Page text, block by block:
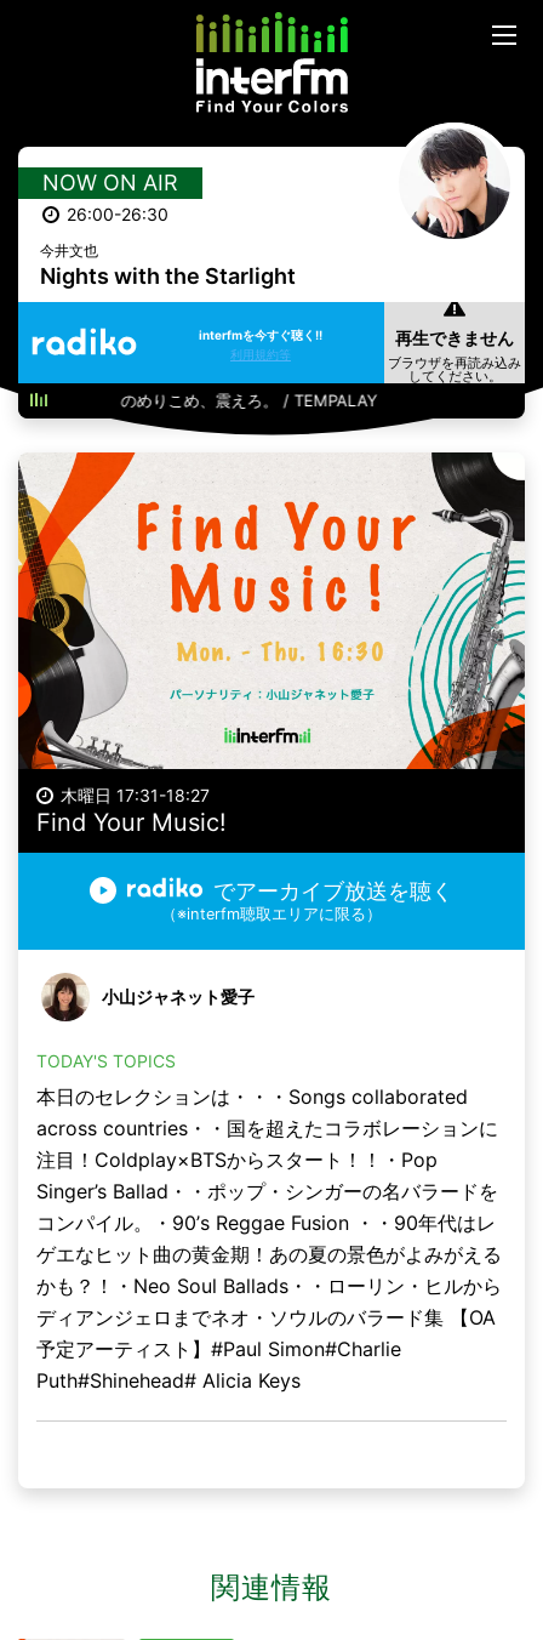
NOW ON AIR
26:00-26:30
今井文也
Nights with the Starlight
interfmを今すぐ聴く!!
利用規約等
のめりこめ、震えろ。 / TEMPALAY
木曜日 17:31-18:27
Find Your Music!
でアーカイブ放送を聴く
（※interfm聴取エリアに限る）
小山ジャネット愛子
TODAY'S TOPICS
本日のセレクションは・・・Songs collaborated
across countries・・国を超えたコラボレーションに
注目！Coldplay×BTSからスタート！！・Pop
Singer’s Ballad・・ポップ・シンガーの名バラードを
コンパイル。・90’s Reggae Fusion ・・90年代はレ
ゲエなヒット曲の黄金期！あの夏の景色がよみがえる
かも？！・Neo Soul Ballads・・ローリン・ヒルから
ディアンジェロまでネオ・ソウルのバラード集 【OA
予定アーティスト】#Paul Simon#Charlie
Puth#Shinehead# Alicia Keys
関連情報